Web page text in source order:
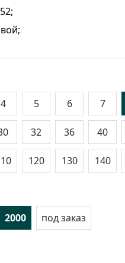
4 5 6 7
32 36 40
120 130 140
2000 под заказ